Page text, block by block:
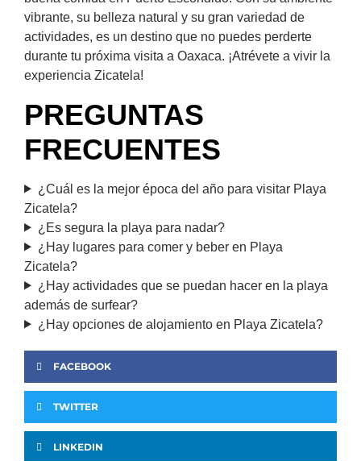
vibrante, su belleza natural y su gran variedad de
actividades, es un destino que no puedes perderte
durante tu próxima visita a Oaxaca. ¡Atrévete a vivir la
experiencia Zicatela!
PREGUNTAS
FRECUENTES
¿Cuál es la mejor época del año para visitar Playa
Zicatela?
¿Es segura la playa para nadar?
¿Hay lugares para comer y beber en Playa
Zicatela?
¿Hay actividades que se puedan hacer en la playa
además de surfear?
¿Hay opciones de alojamiento en Playa Zicatela?
FACEBOOK
TWITTER
LINKEDIN